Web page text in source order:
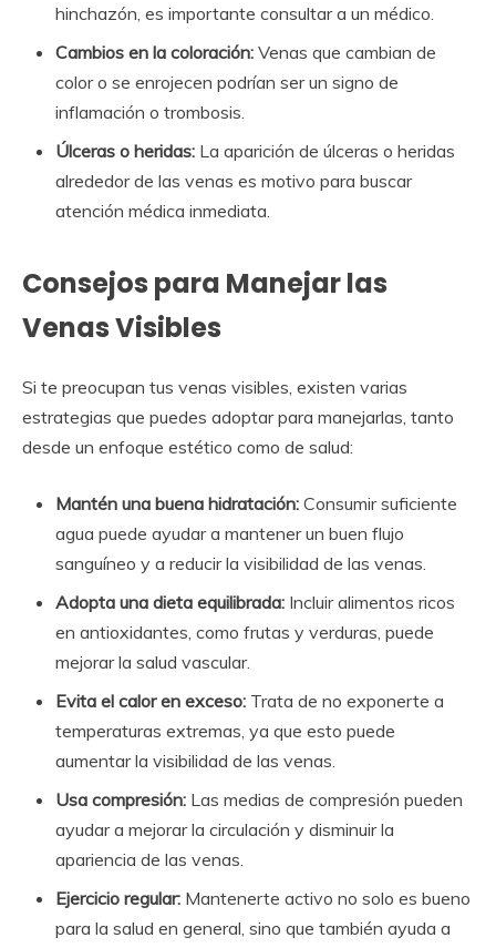
hinchazón, es importante consultar a un médico.
Cambios en la coloración: Venas que cambian de
color o se enrojecen podrían ser un signo de
inflamación o trombosis.
Úlceras o heridas: La aparición de úlceras o heridas
alrededor de las venas es motivo para buscar
atención médica inmediata.
Consejos para Manejar las
Venas Visibles
Si te preocupan tus venas visibles, existen varias
estrategias que puedes adoptar para manejarlas, tanto
desde un enfoque estético como de salud:
Mantén una buena hidratación: Consumir suficiente
agua puede ayudar a mantener un buen flujo
sanguíneo y a reducir la visibilidad de las venas.
Adopta una dieta equilibrada: Incluir alimentos ricos
en antioxidantes, como frutas y verduras, puede
mejorar la salud vascular.
Evita el calor en exceso: Trata de no exponerte a
temperaturas extremas, ya que esto puede
aumentar la visibilidad de las venas.
Usa compresión: Las medias de compresión pueden
ayudar a mejorar la circulación y disminuir la
apariencia de las venas.
Ejercicio regular: Mantenerte activo no solo es bueno
para la salud en general, sino que también ayuda a